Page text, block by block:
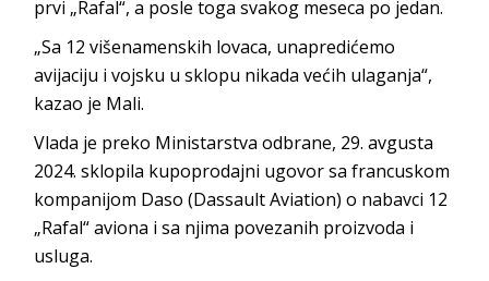
prvi „Rafal“, a posle toga svakog meseca po jedan.
„Sa 12 višenamenskih lovaca, unapredićemo
avijaciju i vojsku u sklopu nikada većih ulaganja“,
kazao je Mali.
Vlada je preko Ministarstva odbrane, 29. avgusta
2024. sklopila kupoprodajni ugovor sa francuskom
kompanijom Daso (Dassault Aviation) o nabavci 12
„Rafal“ aviona i sa njima povezanih proizvoda i
usluga.